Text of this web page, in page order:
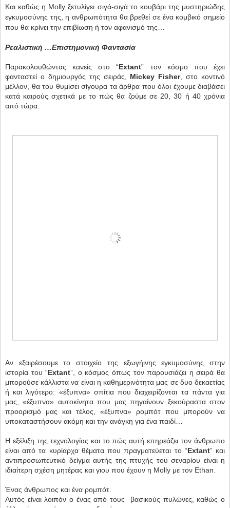
Και καθώς η Molly ξετυλίγει σιγά-σιγά το κουβάρι της μυστηριώδης
εγκυμοσύνης της, η ανθρωπότητα θα βρεθεί σε ένα κομβικό σημείο
που θα κρίνει την επιβίωση ή τον αφανισμό της…
Ρεαλιστική …Επιστημονική Φαντασία
Παρακολουθώντας κανείς στο “Extant” τον κόσμο που έχει
φανταστεί ο δημιουργός της σειράς, Mickey Fisher, στο κοντινό
μέλλον, θα του θυμίσει σίγουρα τα άρθρα που όλοι έχουμε διαβάσει
κατά καιρούς σχετικά με το πώς θα ζούμε σε 20, 30 ή 40 χρόνια
από τώρα.
Αν εξαιρέσουμε το στοιχείο της εξωγήινης εγκυμοσύνης στην
ιστορία του “Extant”, ο κόσμος όπως τον παρουσιάζει η σειρά θα
μπορούσε κάλλιστα να είναι η καθημερινότητα μας σε δυο δεκαετίας
ή και λιγότερο: «έξυπνα» σπίτια που διαχειρίζονται τα πάντα για
μας, «έξυπνα» αυτοκίνητα που μας πηγαίνουν ξεκούραστα στον
προορισμό μας και τέλος, «έξυπνα» ρομπότ που μπορούν να
υποκαταστήσουν ακόμη και την ανάγκη για ένα παιδί…
Η εξέλιξη της τεχνολογίας και το πώς αυτή επηρεάζει τον άνθρωπο
είναι από τα κυρίαρχα θέματα που πραγματεύεται το “Extant” και
αντιπροσωπευτικό δείγμα αυτής της πτυχής του σεναρίου είναι η
ιδιαίτερη σχέση μητέρας και γιου που έχουν η Molly με τον Ethan.
Ένας άνθρωπος και ένα ρομπότ.
Αυτός είναι λοιπόν ο ένας από τους βασικούς πυλώνες, καθώς ο